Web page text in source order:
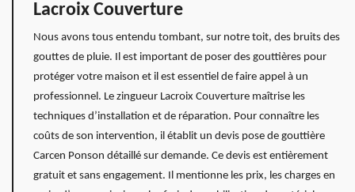
Lacroix Couverture
Nous avons tous entendu tombant, sur notre toit, des bruits des
gouttes de pluie. Il est important de poser des gouttières pour
protéger votre maison et il est essentiel de faire appel à un
professionnel. Le zingueur Lacroix Couverture maîtrise les
techniques d’installation et de réparation. Pour connaître les
coûts de son intervention, il établit un devis pose de gouttière
Carcen Ponson détaillé sur demande. Ce devis est entièrement
gratuit et sans engagement. Il mentionne les prix, les charges en